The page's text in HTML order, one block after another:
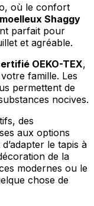
où le confort
moelleux Shaggy
parfait pour
et agréable.
OEKO-TEX,
famille. Les
permettent de
nocives.
des
aux options
le tapis à
de la
modernes ou le
chose de
en processus de
de cookies